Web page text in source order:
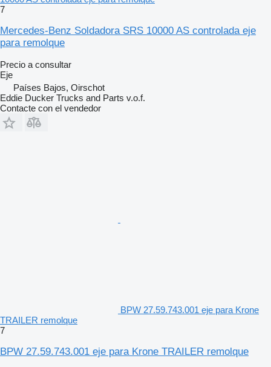
7
Mercedes-Benz Soldadora SRS 10000 AS controlada eje
para remolque
Precio a consultar
Eje
Países Bajos, Oirschot
Eddie Ducker Trucks and Parts v.o.f.
Contacte con el vendedor
BPW 27.59.743.001 eje para Krone
TRAILER remolque
7
BPW 27.59.743.001 eje para Krone TRAILER remolque